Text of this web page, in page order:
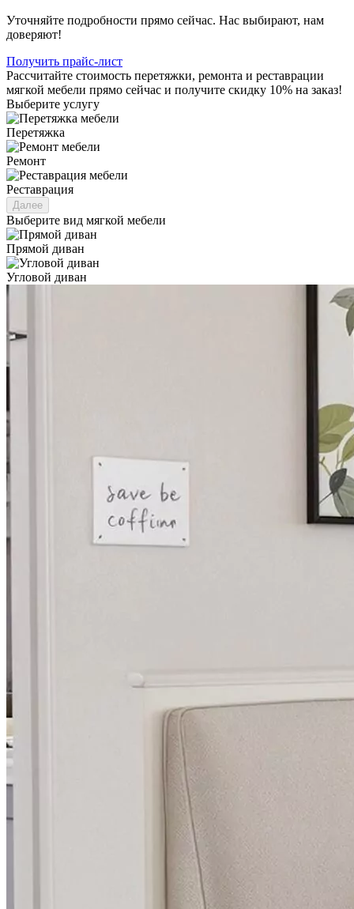
Уточняйте подробности прямо сейчас. Нас выбирают, нам
доверяют!
Получить прайс-лист
Рассчитайте стоимость перетяжки, ремонта и реставрации
мягкой мебели прямо сейчас и получите скидку 10% на заказ!
Выберите услугу
Перетяжка
Ремонт
Реставрация
Далее
Выберите вид мягкой мебели
Прямой диван
Угловой диван